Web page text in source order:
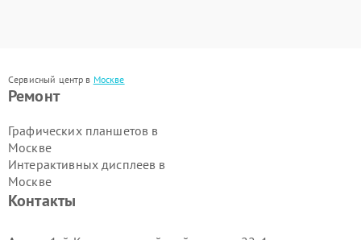
Сервисный центр в Москве
Ремонт
Графических планшетов в
Москве
Интерактивных дисплеев в
Москве
Контакты